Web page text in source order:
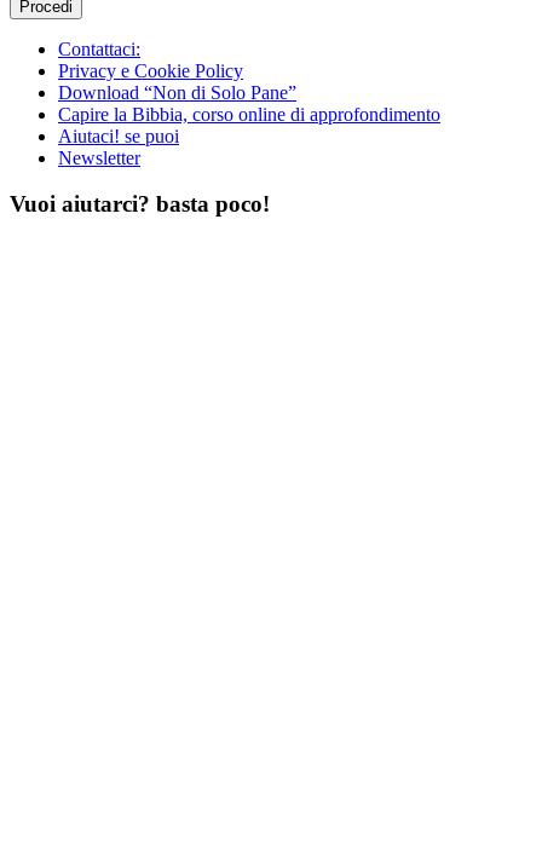
Contattaci:
Privacy e Cookie Policy
Download “Non di Solo Pane”
Capire la Bibbia, corso online di approfondimento
Aiutaci! se puoi
Newsletter
Vuoi aiutarci? basta poco!